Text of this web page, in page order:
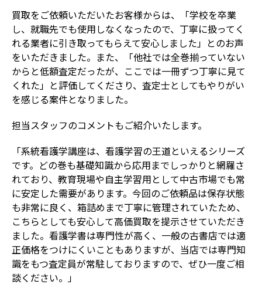
買取をご依頼いただいたお客様からは、「学校を卒業
し、就職先でも使用しなくなったので、丁寧に扱ってく
れる業者に引き取ってもらえて安心しました」とのお声
をいただきました。また、「他社では全巻揃っていない
からと低額査定だったが、ここでは一冊ずつ丁寧に見て
くれた」と評価してくださり、査定士としてもやりがい
を感じる案件となりました。
担当スタッフのコメントもご紹介いたします。
「系統看護学講座は、看護学習の王道といえるシリーズ
です。どの巻も基礎知識から応用までしっかりと網羅さ
れており、教育現場や自主学習用として中古市場でも常
に安定した需要があります。今回のご依頼品は保存状態
も非常に良く、箱詰めまで丁寧に管理されていたため、
こちらとしても安心して高価買取を提示させていただき
ました。看護学書は専門性が高く、一般の古書店では適
正価格をつけにくいこともありますが、当店では専門知
識をもつ査定員が常駐しておりますので、ぜひ一度ご相
談ください。」